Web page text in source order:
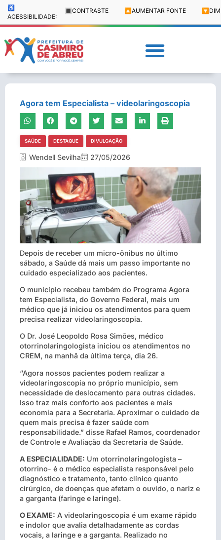
♿
ACESSIBILIDADE:
🔳 CONTRASTE 🔼 AUMENTAR FONTE 🔽
Agora tem Especialista – videolaringoscopia
SAÚDE DESTAQUE DIVULGAÇÃO
Wendell Sevilha 27/05/2026
Depois de receber um micro-ônibus no último
sábado, a Saúde dá mais um passo importante no
cuidado especializado aos pacientes.
O município recebeu também do Programa Agora
tem Especialista, do Governo Federal, mais um
médico que já iniciou os atendimentos para quem
precisa realizar videolaringoscopia.
O Dr. José Leopoldo Rosa Simões, médico
otorrinolaringologista iniciou os atendimentos no
CREM, na manhã da última terça, dia 26.
“Agora nossos pacientes podem realizar a
videolaringoscopia no próprio município, sem
necessidade de deslocamento para outras cidades.
Isso traz mais conforto aos pacientes e mais
economia para a Secretaria. Aproximar o cuidado de
quem mais precisa é fazer saúde com
responsabilidade.” disse Rafael Ramos, coordenador
de Controle e Avaliação da Secretaria de Saúde.
A ESPECIALIDADE: Um otorrinolaringologista –
otorrino- é o médico especialista responsável pelo
diagnóstico e tratamento, tanto clínico quanto
cirúrgico, de doenças que afetam o ouvido, o nariz e
a garganta (faringe e laringe).
O EXAME: A videolaringoscopia é um exame rápido
e indolor que avalia detalhadamente as cordas
vocais, a laringe e a garganta. Realizado no